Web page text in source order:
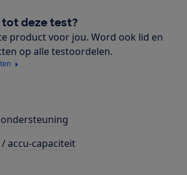
deze test?
product voor jou. Word ook lid en
op alle testoordelen.
accu-capaciteit